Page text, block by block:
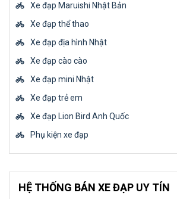
Xe đạp Maruishi Nhật Bản
Xe đạp thể thao
Xe đạp địa hình Nhật
Xe đạp cào cào
Xe đạp mini Nhật
Xe đạp trẻ em
Xe đạp Lion Bird Anh Quốc
Phụ kiện xe đạp
HỆ THỐNG BÁN XE ĐẠP UY TÍN